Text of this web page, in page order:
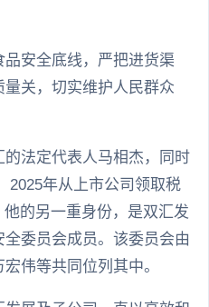
安全底线，严把进货渠
关，切实维护人民群众
法定代表人马相杰，同时
2025年从上市公司领取税
的另一重身份，是双汇发
委员会成员。该委员会由
伟等共同位列其中。